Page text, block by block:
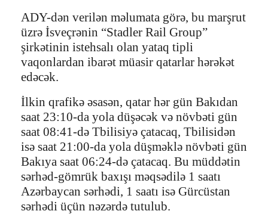
ADY-dən verilən məlumata görə, bu marşrut
üzrə İsveçrənin “Stadler Rail Group”
şirkətinin istehsalı olan yataq tipli
vaqonlardan ibarət müasir qatarlar hərəkət
edəcək.
İlkin qrafikə əsasən, qatar hər gün Bakıdan
saat 23:10-da yola düşəcək və növbəti gün
saat 08:41-də Tbilisiyə çatacaq, Tbilisidən
isə saat 21:00-da yola düşməklə növbəti gün
Bakıya saat 06:24-də çatacaq. Bu müddətin
sərhəd-gömrük baxışı məqsədilə 1 saatı
Azərbaycan sərhədi, 1 saatı isə Gürcüstan
sərhədi üçün nəzərdə tutulub.